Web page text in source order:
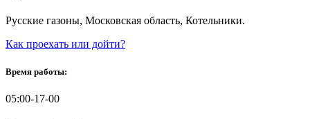
Русские газоны, Московская область, Котельники.
Как проехать или дойти?
Время работы:
05:00-17-00